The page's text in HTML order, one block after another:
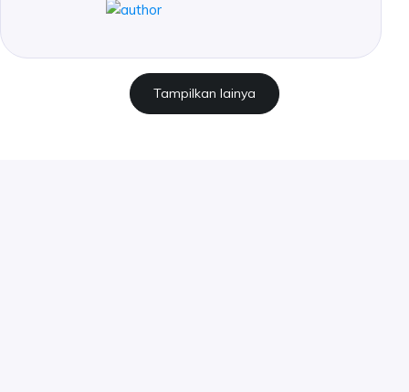
Tampilkan lainya